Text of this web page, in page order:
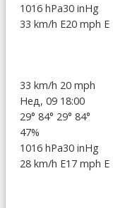
1016 hPa30 inHg
33 km/h E20 mph E
33 km/h 20 mph
Нед, 09 18:00
29° 84° 29° 84°
47%
1016 hPa30 inHg
28 km/h E17 mph E